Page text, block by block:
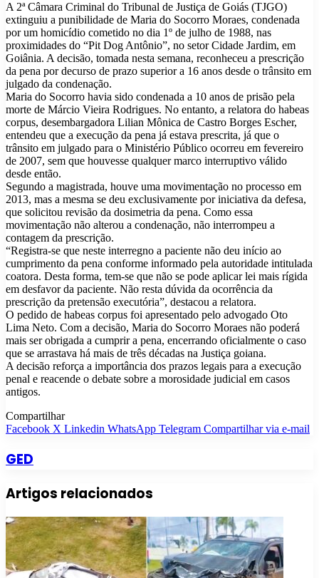
A 2ª Câmara Criminal do Tribunal de Justiça de Goiás (TJGO)
extinguiu a punibilidade de Maria do Socorro Moraes, condenada
por um homicídio cometido no dia 1º de julho de 1988, nas
proximidades do “Pit Dog Antônio”, no setor Cidade Jardim, em
Goiânia. A decisão, tomada nesta semana, reconheceu a prescrição
da pena por decurso de prazo superior a 16 anos desde o trânsito em
julgado da condenação.
Maria do Socorro havia sido condenada a 10 anos de prisão pela
morte de Márcio Vieira Rodrigues. No entanto, a relatora do habeas
corpus, desembargadora Lilian Mônica de Castro Borges Escher,
entendeu que a execução da pena já estava prescrita, já que o
trânsito em julgado para o Ministério Público ocorreu em fevereiro
de 2007, sem que houvesse qualquer marco interruptivo válido
desde então.
Segundo a magistrada, houve uma movimentação no processo em
2013, mas a mesma se deu exclusivamente por iniciativa da defesa,
que solicitou revisão da dosimetria da pena. Como essa
movimentação não alterou a condenação, não interrompeu a
contagem da prescrição.
“Registra-se que neste interregno a paciente não deu início ao
cumprimento da pena conforme informado pela autoridade intitulada
coatora. Desta forma, tem-se que não se pode aplicar lei mais rígida
em desfavor da paciente. Não resta dúvida da ocorrência da
prescrição da pretensão executória”, destacou a relatora.
O pedido de habeas corpus foi apresentado pelo advogado Oto
Lima Neto. Com a decisão, Maria do Socorro Moraes não poderá
mais ser obrigada a cumprir a pena, encerrando oficialmente o caso
que se arrastava há mais de três décadas na Justiça goiana.
A decisão reforça a importância dos prazos legais para a execução
penal e reacende o debate sobre a morosidade judicial em casos
antigos.
Compartilhar
Facebook X Linkedin WhatsApp Telegram Compartilhar via e-mail
GED
Artigos relacionados